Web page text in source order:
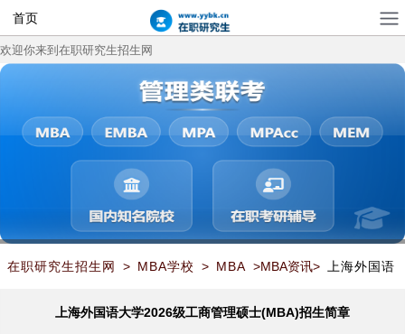
首页
欢迎你来到在职研究生招生网
在职研究生招生网 > MBA学校 > MBA >MBA资讯> 上海外国语
大学2026级工商管理硕士(MBA)招生简章
上海外国语大学2026级工商管理硕士(MBA)招生简章